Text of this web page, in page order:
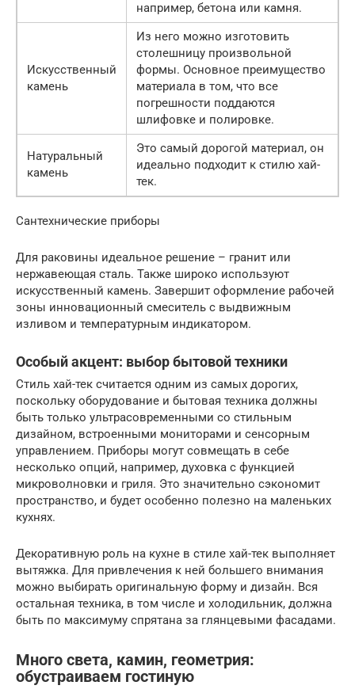
например, бетона или камня.
Искусственный
камень
Из него можно изготовить
столешницу произвольной
формы. Основное преимущество
материала в том, что все
погрешности поддаются
шлифовке и полировке.
Натуральный
камень
Это самый дорогой материал, он
идеально подходит к стилю хай-
тек.
Сантехнические приборы
Для раковины идеальное решение – гранит или
нержавеющая сталь. Также широко используют
искусственный камень. Завершит оформление рабочей
зоны инновационный смеситель с выдвижным
изливом и температурным индикатором.
Особый акцент: выбор бытовой техники
Стиль хай-тек считается одним из самых дорогих,
поскольку оборудование и бытовая техника должны
быть только ультрасовременными со стильным
дизайном, встроенными мониторами и сенсорным
управлением. Приборы могут совмещать в себе
несколько опций, например, духовка с функцией
микроволновки и гриля. Это значительно сэкономит
пространство, и будет особенно полезно на маленьких
кухнях.
Декоративную роль на кухне в стиле хай-тек выполняет
вытяжка. Для привлечения к ней большего внимания
можно выбирать оригинальную форму и дизайн. Вся
остальная техника, в том числе и холодильник, должна
быть по максимуму спрятана за глянцевыми фасадами.
Много света, камин, геометрия:
обустраиваем гостиную